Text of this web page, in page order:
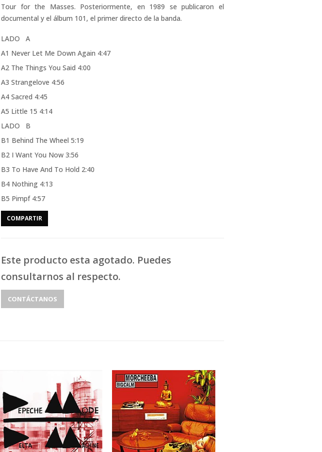
Tour for the Masses. Posteriormente, en 1989 se publicaron el
documental y el álbum 101, el primer directo de la banda.
LADO A
A1 Never Let Me Down Again 4:47
A2 The Things You Said 4:00
A3 Strangelove 4:56
A4 Sacred 4:45
A5 Little 15 4:14
LADO B
B1 Behind The Wheel 5:19
B2 I Want You Now 3:56
B3 To Have And To Hold 2:40
B4 Nothing 4:13
B5 Pimpf 4:57
COMPARTIR
Este producto esta agotado. Puedes
consultarnos al respecto.
CONTÁCTANOS